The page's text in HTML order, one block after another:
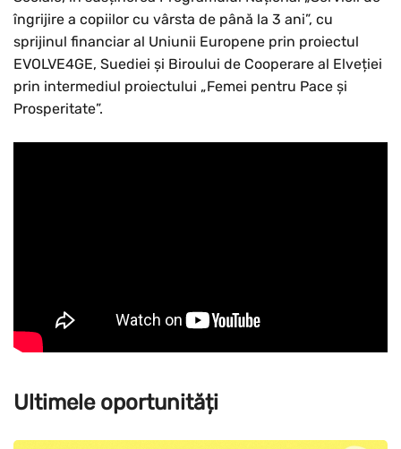
îngrijire a copiilor cu vârsta de până la 3 ani”, cu
sprijinul financiar al Uniunii Europene prin proiectul
EVOLVE4GE, Suediei și Biroului de Cooperare al Elveției
prin intermediul proiectului „Femei pentru Pace și
Prosperitate”.
Ultimele oportunități